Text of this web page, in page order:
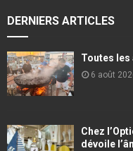
DERNIERS ARTICLES
Toutes les
6 août
Chez
dévoile